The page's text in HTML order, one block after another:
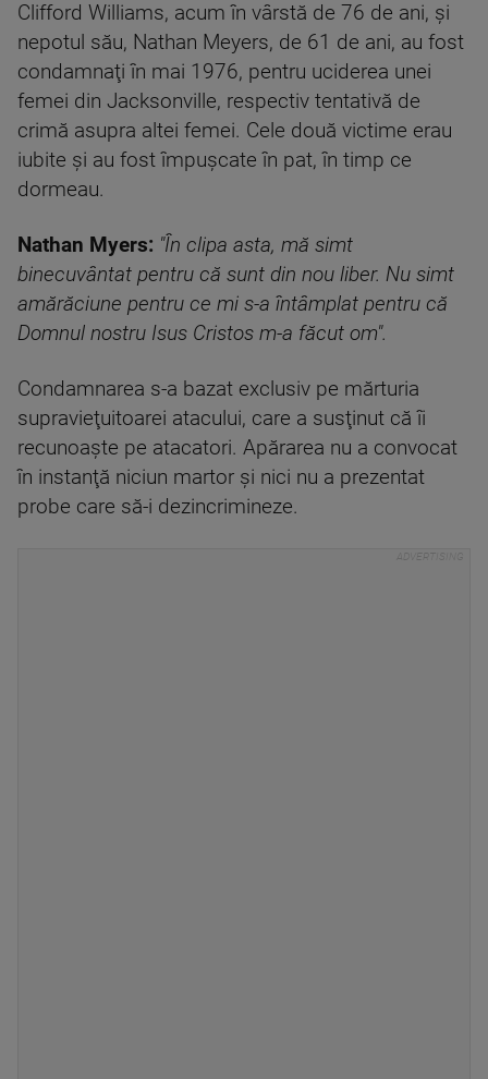
Clifford Williams, acum în vârstă de 76 de ani, şi
nepotul său, Nathan Meyers, de 61 de ani, au fost
condamnaţi în mai 1976, pentru uciderea unei
femei din Jacksonville, respectiv tentativă de
crimă asupra altei femei. Cele două victime erau
iubite şi au fost împuşcate în pat, în timp ce
dormeau.
Nathan Myers: "În clipa asta, mă simt
binecuvântat pentru că sunt din nou liber. Nu simt
amărăciune pentru ce mi s-a întâmplat pentru că
Domnul nostru Isus Cristos m-a făcut om".
Condamnarea s-a bazat exclusiv pe mărturia
supravieţuitoarei atacului, care a susţinut că îi
recunoaşte pe atacatori. Apărarea nu a convocat
în instanţă niciun martor şi nici nu a prezentat
probe care să-i dezincrimineze.